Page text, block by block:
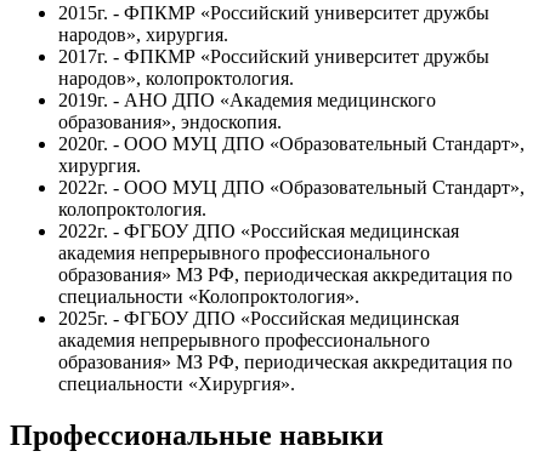
2015г. - ФПКМР «Российский университет дружбы
народов», хирургия.
2017г. - ФПКМР «Российский университет дружбы
народов», колопроктология.
2019г. - АНО ДПО «Академия медицинского
образования», эндоскопия.
2020г. - ООО МУЦ ДПО «Образовательный Стандарт»,
хирургия.
2022г. - ООО МУЦ ДПО «Образовательный Стандарт»,
колопроктология.
2022г. - ФГБОУ ДПО «Российская медицинская
академия непрерывного профессионального
образования» МЗ РФ, периодическая аккредитация по
специальности «Колопроктология».
2025г. - ФГБОУ ДПО «Российская медицинская
академия непрерывного профессионального
образования» МЗ РФ, периодическая аккредитация по
специальности «Хирургия».
Профессиональные навыки